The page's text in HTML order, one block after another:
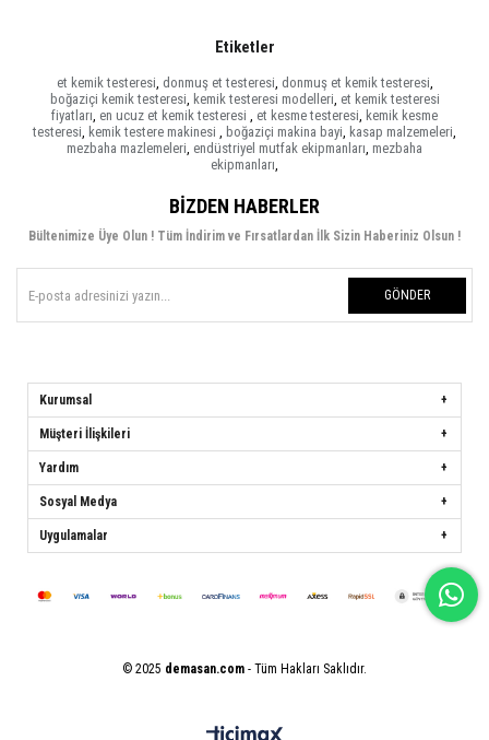
Etiketler
et kemik testeresi, donmuş et testeresi, donmuş et kemik testeresi,
boğaziçi kemik testeresi, kemik testeresi modelleri, et kemik testeresi
fiyatları, en ucuz et kemik testeresi , et kesme testeresi, kemik kesme
testeresi, kemik testere makinesi , boğaziçi makina bayi, kasap malzemeleri,
mezbaha mazlemeleri, endüstriyel mutfak ekipmanları, mezbaha
ekipmanları,
BIZDEN HABERLER
Bültenimize Üye Olun ! Tüm İndirim ve Fırsatlardan İlk Sizin Haberiniz Olsun !
GÖNDER
Kurumsal
Müşteri İlişkileri
Yardım
Sosyal Medya
Uygulamalar
© 2025 demasan.com - Tüm Hakları Saklıdır.